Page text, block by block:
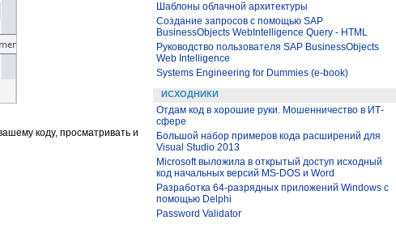
коду, просматривать и
Шаблоны облачной архитектуры
Создание запросов с помощью SAP
BusinessObjects WebIntelligence Query - HTML
Руководство пользователя SAP BusinessObjects
Web Intelligence
Systems Engineering for Dummies (e-book)
ИСХОДНИКИ
Отдам код в хорошие руки. Мошенничество в ИТ-
сфере
Большой набор примеров кода расширений для
Visual Studio 2013
Microsoft выложила в открытый доступ исходный
код начальных версий MS-DOS и Word
Разработка 64-разрядных приложений Windows с
помощью Delphi
Password Validator